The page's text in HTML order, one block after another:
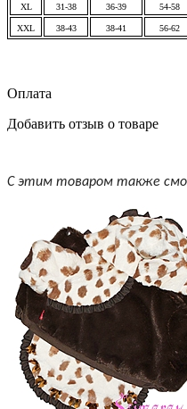
XL 31-38 36-39 54-58
XXL 38-43 38-41 56-62
Оплата
Добавить отзыв о товаре
С этим товаром также